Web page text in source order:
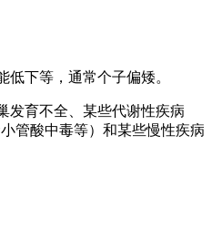
下等，通常个子偏矮。
育不全、某些代谢性疾病
管酸中毒等）和某些慢性疾病